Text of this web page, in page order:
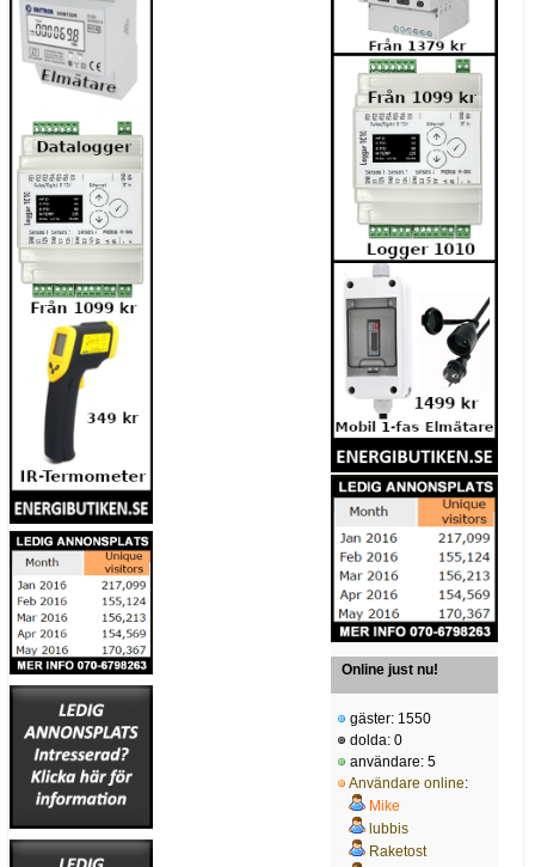
Online just nu!
gäster: 1550
dolda: 0
användare: 5
Användare online:
Mike
lubbis
Raketost